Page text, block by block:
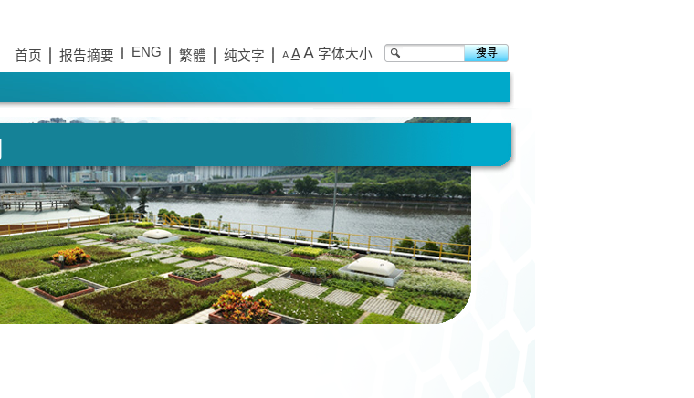
首页 报告摘要 ENG 繁體 纯文字 A A A字体大小